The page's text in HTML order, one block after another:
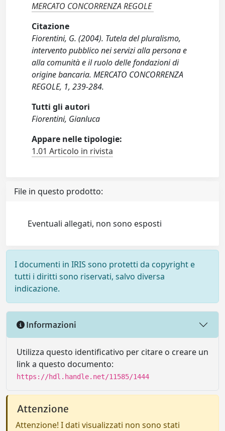
MERCATO CONCORRENZA REGOLE
Citazione
Fiorentini, G. (2004). Tutela del pluralismo,
intervento pubblico nei servizi alla persona e
alla comunità e il ruolo delle fondazioni di
origine bancaria. MERCATO CONCORRENZA
REGOLE, 1, 239-284.
Tutti gli autori
Fiorentini, Gianluca
Appare nelle tipologie:
1.01 Articolo in rivista
File in questo prodotto:
Eventuali allegati, non sono esposti
I documenti in IRIS sono protetti da copyright e
tutti i diritti sono riservati, salvo diversa
indicazione.
Informazioni
Utilizza questo identificativo per citare o creare un
link a questo documento:
https://hdl.handle.net/11585/1444
Attenzione
Attenzione! I dati visualizzati non sono stati